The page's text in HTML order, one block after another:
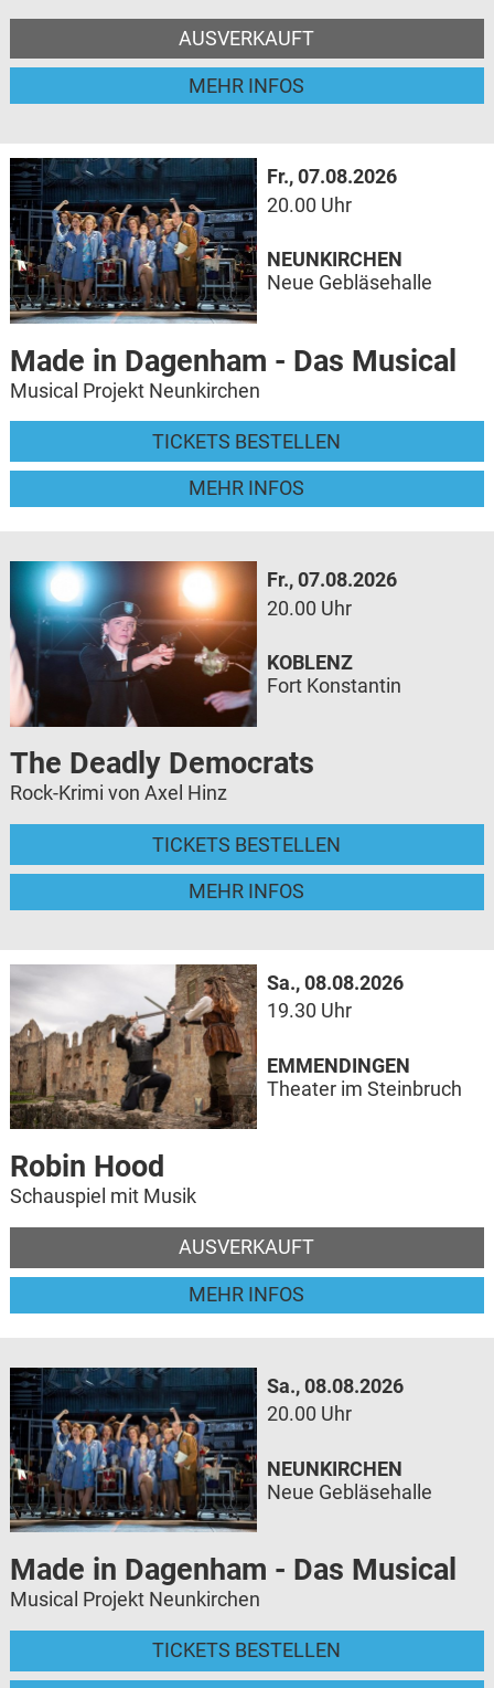
AUSVERKAUFT
MEHR INFOS
Fr., 07.08.2026
20.00 Uhr
Made in Dagenham - Das Musical
Musical Projekt Neunkirchen
TICKETS BESTELLEN
MEHR INFOS
NEUNKIRCHEN
Neue Gebläsehalle
Fr., 07.08.2026
20.00 Uhr
The Deadly Democrats
Rock-Krimi von Axel Hinz
TICKETS BESTELLEN
MEHR INFOS
KOBLENZ
Fort Konstantin
Sa., 08.08.2026
19.30 Uhr
Robin Hood
Schauspiel mit Musik
AUSVERKAUFT
MEHR INFOS
EMMENDINGEN
Theater im Steinbruch
Sa., 08.08.2026
20.00 Uhr
Made in Dagenham - Das Musical
Musical Projekt Neunkirchen
TICKETS BESTELLEN
NEUNKIRCHEN
Neue Gebläsehalle